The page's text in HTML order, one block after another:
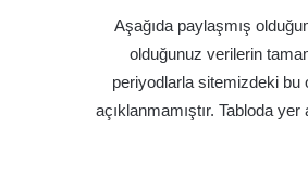
Aşağıda paylaşmış
olduğunuz verilerin
periyodlarla sitemizdeki bu
açıklanmamıştır. Tabloda yer